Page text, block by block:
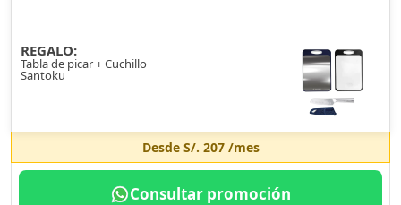
REGALO:
Tabla de picar + Cuchillo
Santoku
Desde S/. 207/mes
Consultar promoción